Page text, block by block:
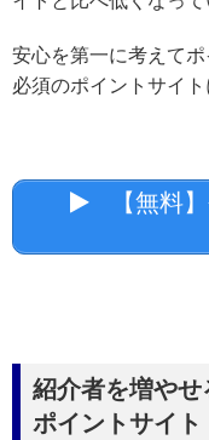
安心を第一に考えて
必須のポイントサイト
【無料
紹介者を増や
ポイントサイト